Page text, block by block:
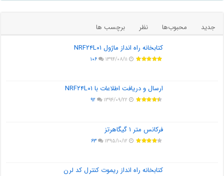
جدید محبوب‌ها نظر
برچسب ها
کتابخانه راه انداز ماژول NRF۲۴L۰۱
۱۳۹۴/۰۸/۱۱ ۱۰۶
ارسال و دریافت اطلاعات با NRF۲۴L۰۱
۱۳۹۴/۰۹/۲۲ ۹۲
فرکانس متر ۱ گیگاهرتز
۱۳۹۵/۱۰/۱۲ ۶۳
کتابخانه راه انداز ریموت کنترل کد لرن